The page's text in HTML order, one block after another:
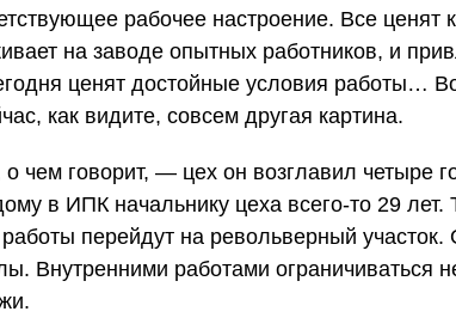
рабочее настроение. Все
на заводе опытных работников, и
ценят достойные условия работы…
как видите, совсем другая картина.
о чем говорит, — цех он возглавил четыре
в ИПК начальнику цеха всего-то 29 лет.
работы перейдут на револьверный
Внутренними работами ограничиваться